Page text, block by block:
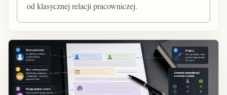
od klasycznej relacji pracowniczej.